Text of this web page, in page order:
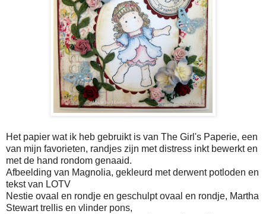
Het papier wat ik heb gebruikt is van The Girl's Paperie, een
van mijn favorieten, randjes zijn met distress inkt bewerkt en
met de hand rondom genaaid.
Afbeelding van Magnolia, gekleurd met derwent potloden en
tekst van LOTV
Nestie ovaal en rondje en geschulpt ovaal en rondje, Martha
Stewart trellis en vlinder pons,